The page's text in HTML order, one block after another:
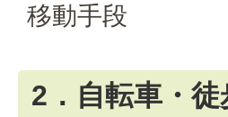
移動手段
2．自転車・徒